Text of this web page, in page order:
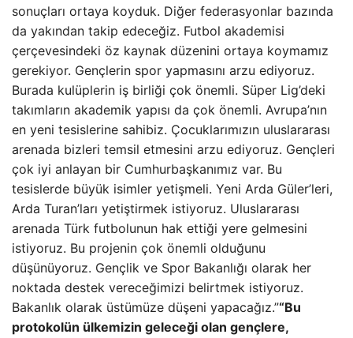
sonuçları ortaya koyduk. Diğer federasyonlar bazında
da yakından takip edeceğiz. Futbol akademisi
çerçevesindeki öz kaynak düzenini ortaya koymamız
gerekiyor. Gençlerin spor yapmasını arzu ediyoruz.
Burada kulüplerin iş birliği çok önemli. Süper Lig’deki
takımların akademik yapısı da çok önemli. Avrupa’nın
en yeni tesislerine sahibiz. Çocuklarımızın uluslararası
arenada bizleri temsil etmesini arzu ediyoruz. Gençleri
çok iyi anlayan bir Cumhurbaşkanımız var. Bu
tesislerde büyük isimler yetişmeli. Yeni Arda Güler’leri,
Arda Turan’ları yetiştirmek istiyoruz. Uluslararası
arenada Türk futbolunun hak ettiği yere gelmesini
istiyoruz. Bu projenin çok önemli olduğunu
düşünüyoruz. Gençlik ve Spor Bakanlığı olarak her
noktada destek vereceğimizi belirtmek istiyoruz.
Bakanlık olarak üstümüze düşeni yapacağız.”“Bu
protokolün ülkemizin geleceği olan gençlere,